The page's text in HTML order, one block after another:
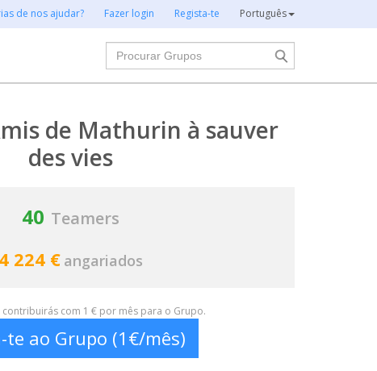
de nos ajudar? Fazer login Regista-te Português
Procurar
de Mathurin à sauver
des vies
40 Teamers
4 224 € angariados
com 1 € por mês para o Grupo.
te ao Grupo (1€/mês)